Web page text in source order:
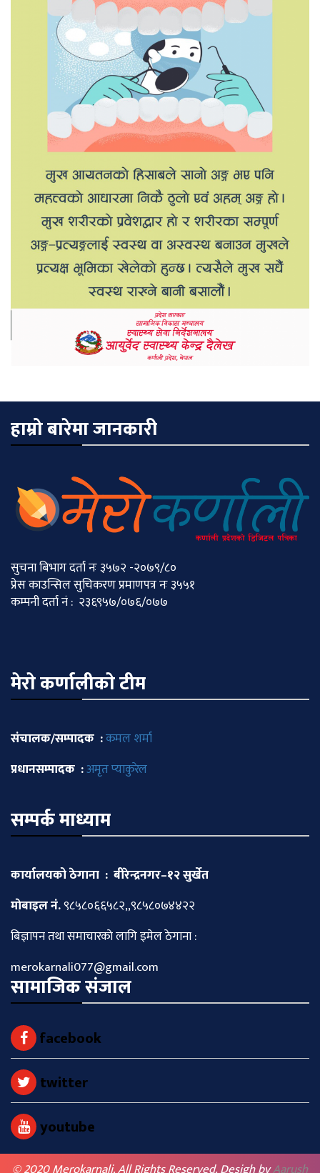
हाम्रो बारेमा जानकारी
सुचना बिभाग दर्ता नः ३५७२ -२०७९/८०
प्रेस काउन्सिल सुचिकरण प्रमाणपत्र नः ३५५१
कम्पनी दर्ता नं : २३६९५७/०७६/०७७
मेराे कर्णालीकाे टीम
संचालक/सम्पादक :कमल शर्मा
प्रधानसम्पादक :अमृत प्याकुरेल
सम्पर्क माध्याम
कार्यालयको ठेगाना : बीरेन्द्रनगर–१२ सुर्खेत
माेबाइल नं.९८५८०६६५८२,,९८५८०७४४२२
बिज्ञापन तथा समाचारकाे लागि इमेल ठेगाना :
merokarnali077@gmail.com
सामाजिक संजाल
facebook
twitter
youtube